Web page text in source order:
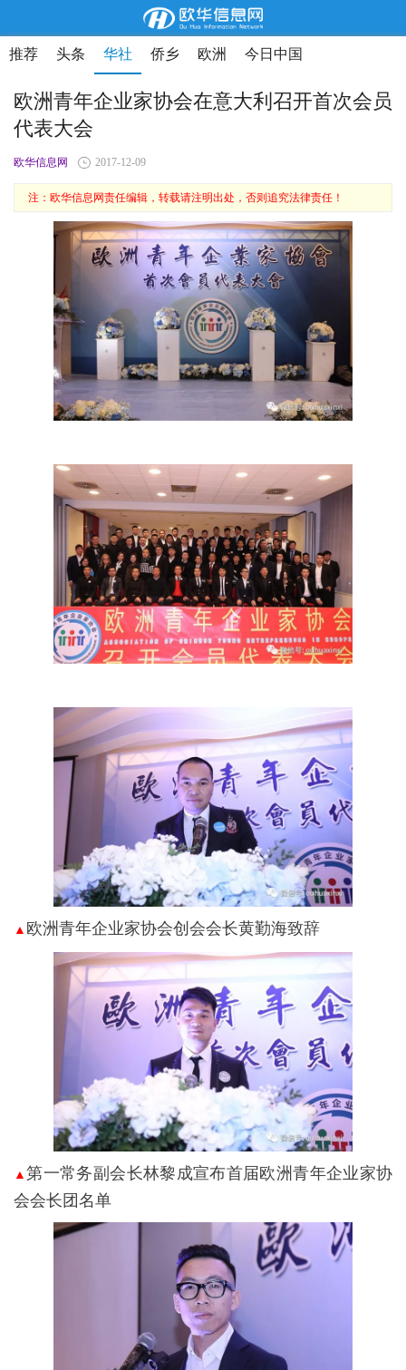
推荐 头条 华社 侨乡 欧洲 今日中国
欧洲青年企业家协会在意大利召开首次会员
代表大会
欧华信息网 2017-12-09
注：欧华信息网责任编辑，转载请注明出处，否则追究法律责任！
▲ 欧洲青年企业家协会创会会长黄勤海致辞
▲第一常务副会长林黎成宣布首届欧洲青年企业家协
会会长团名单